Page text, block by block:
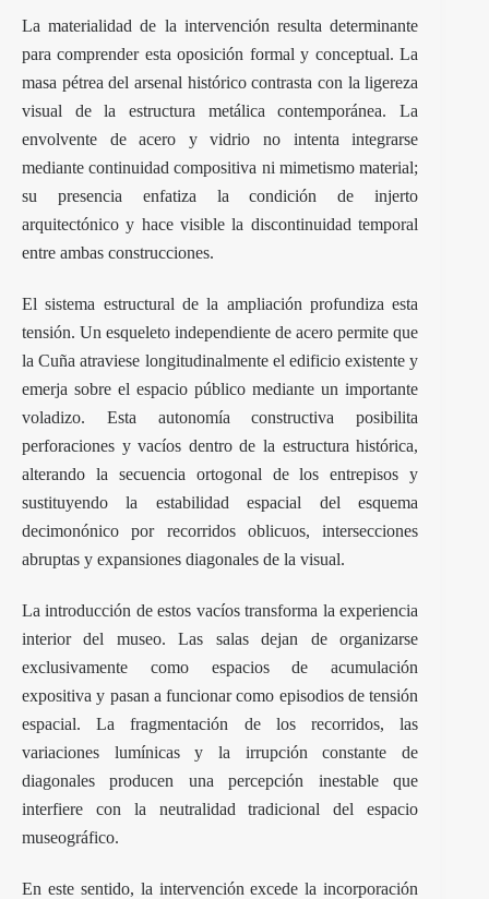
La materialidad de la intervención resulta determinante
para comprender esta oposición formal y conceptual. La
masa pétrea del arsenal histórico contrasta con la ligereza
visual de la estructura metálica contemporánea. La
envolvente de acero y vidrio no intenta integrarse
mediante continuidad compositiva ni mimetismo material;
su presencia enfatiza la condición de injerto
arquitectónico y hace visible la discontinuidad temporal
entre ambas construcciones.
El sistema estructural de la ampliación profundiza esta
tensión. Un esqueleto independiente de acero permite que
la Cuña atraviese longitudinalmente el edificio existente y
emerja sobre el espacio público mediante un importante
voladizo. Esta autonomía constructiva posibilita
perforaciones y vacíos dentro de la estructura histórica,
alterando la secuencia ortogonal de los entrepisos y
sustituyendo la estabilidad espacial del esquema
decimonónico por recorridos oblicuos, intersecciones
abruptas y expansiones diagonales de la visual.
La introducción de estos vacíos transforma la experiencia
interior del museo. Las salas dejan de organizarse
exclusivamente como espacios de acumulación
expositiva y pasan a funcionar como episodios de tensión
espacial. La fragmentación de los recorridos, las
variaciones lumínicas y la irrupción constante de
diagonales producen una percepción inestable que
interfiere con la neutralidad tradicional del espacio
museográfico.
En este sentido, la intervención excede la incorporación